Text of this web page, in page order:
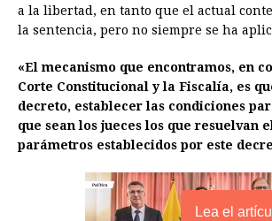
a la libertad, en tanto que el actual
la sentencia, pero no siempre se ha
«El mecanismo que encontramos, en
Corte Constitucional y la Fiscalía, es
decreto, establecer las condiciones
que sean los jueces los que resuelvan
parámetros establecidos por este
Lea el